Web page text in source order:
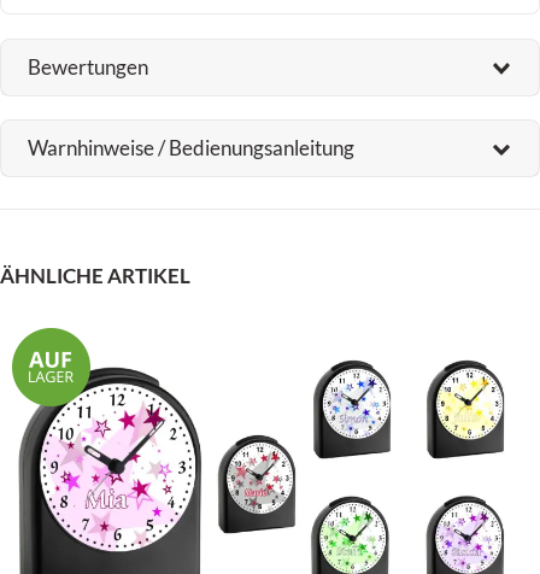
Bewertungen
Warnhinweise / Bedienungsanleitung
ÄHNLICHE ARTIKEL